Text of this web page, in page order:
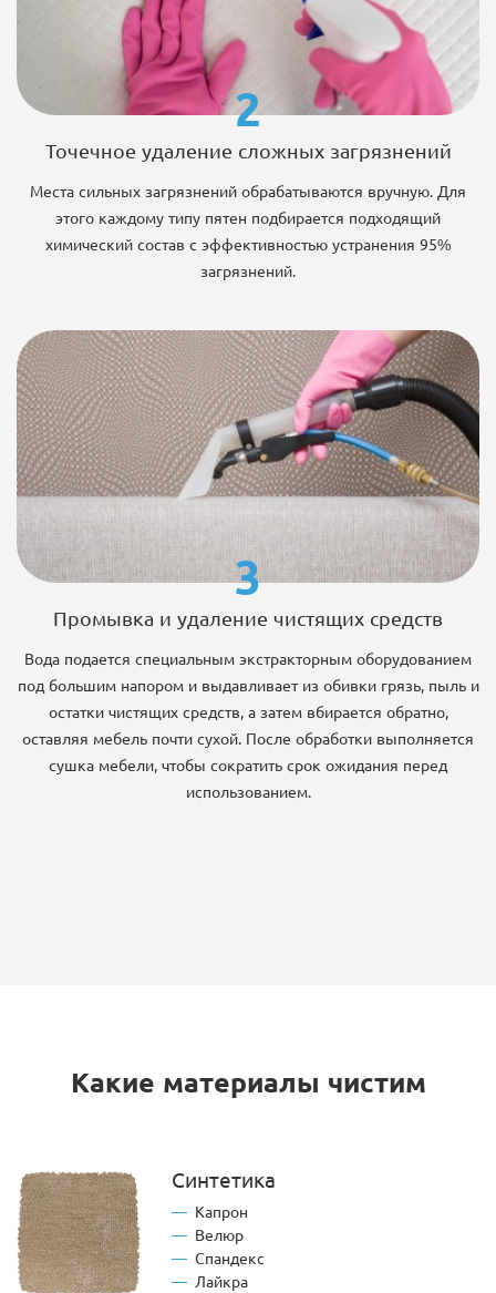
2
Точечное удаление сложных загрязнений
Места сильных загрязнений обрабатываются вручную. Для
этого каждому типу пятен подбирается подходящий
химический состав с эффективностью устранения 95%
загрязнений.
3
Промывка и удаление чистящих средств
Вода подается специальным экстракторным оборудованием
под большим напором и выдавливает из обивки грязь, пыль и
остатки чистящих средств, а затем вбирается обратно,
оставляя мебель почти сухой. После обработки выполняется
сушка мебели, чтобы сократить срок ожидания перед
использованием.
Какие материалы чистим
Синтетика
Капрон
Велюр
Спандекс
Лайкра